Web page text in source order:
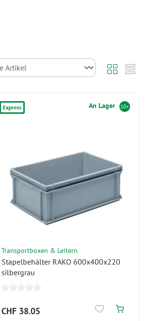
Express An Lager 10+
Transportboxen & Leitern
Stapelbehälter RAKO 600x400x220
silbergrau
CHF 38.05